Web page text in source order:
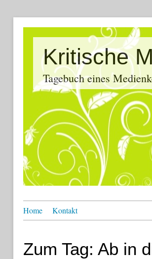
Tagebuch eines
Home Kontakt
Zum Tag: Ab in